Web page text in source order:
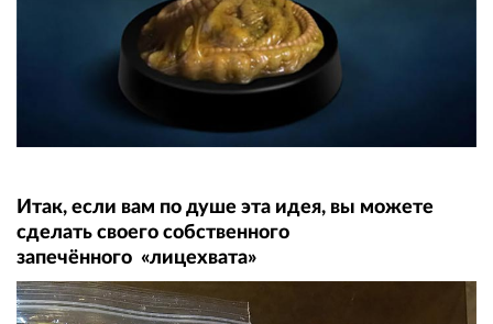
Итак, если вам по душе эта идея, вы можете
сделать своего собственного
запечённого «лицехвата»